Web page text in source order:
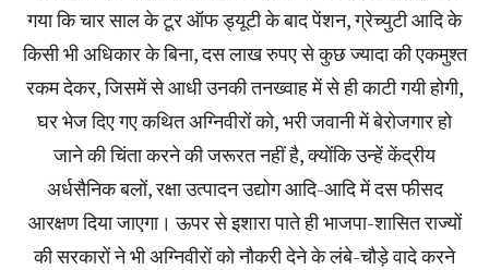
गया कि चार साल के टूर ऑफ ड्यूटी के बाद पेंशन, ग्रेच्युटी आदि के
किसी भी अधिकार के बिना, दस लाख रुपए से कुछ ज्यादा की एकमुश्त
रकम देकर, जिसमें से आधी उनकी तनख्वाह में से ही काटी गयी होगी,
घर भेज दिए गए कथित अग्निवीरों को, भरी जवानी में बेरोजगार हो
जाने की चिंता करने की जरूरत नहीं है, क्योंकि उन्हें केंद्रीय
अर्धसैनिक बलों, रक्षा उत्पादन उद्योग आदि-आदि में दस फीसद
आरक्षण दिया जाएगा। ऊपर से इशारा पाते ही भाजपा-शासित राज्यों
की सरकारों ने भी अग्निवीरों को नौकरी देने के लंबे-चौड़े वादे करने